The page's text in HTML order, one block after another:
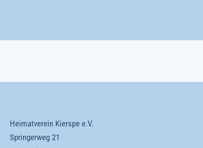
Heimatverein Kierspe e.V.
Springerweg 21